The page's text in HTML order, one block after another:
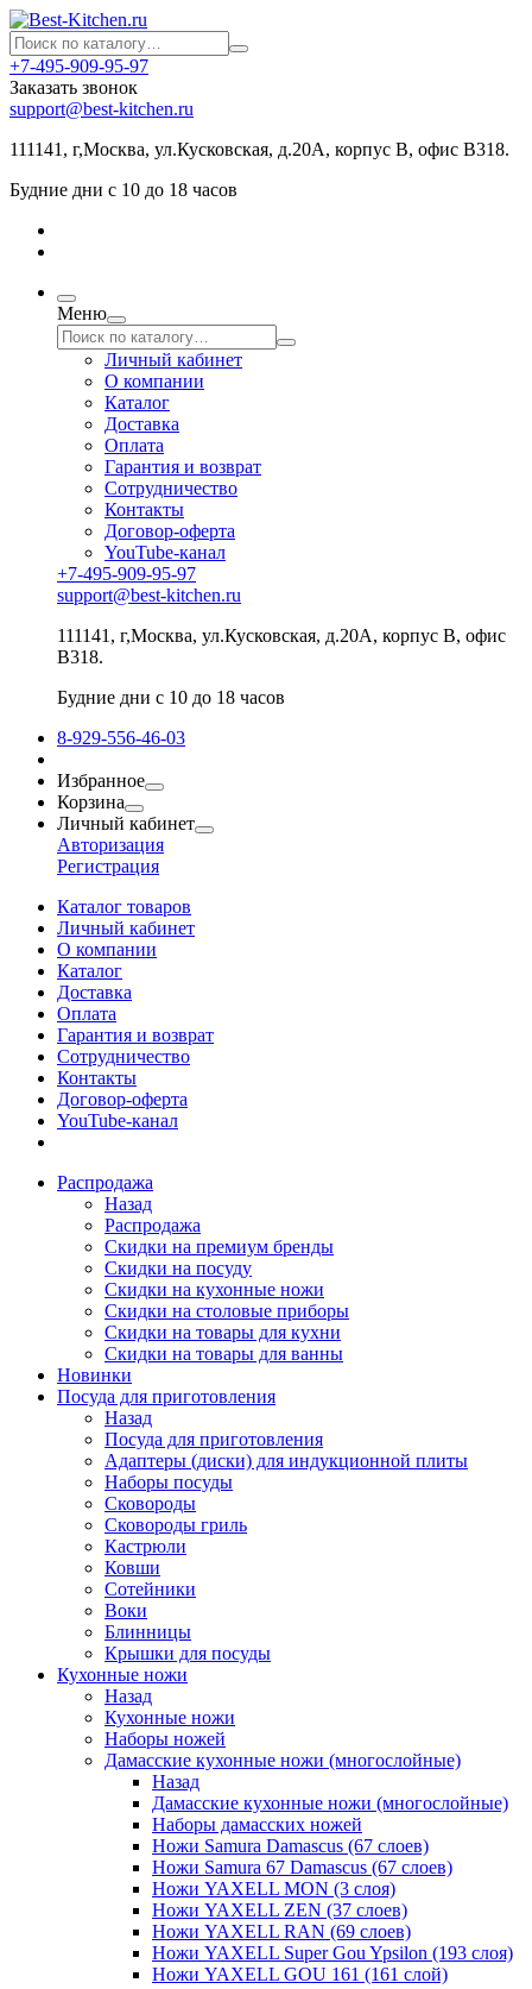
+7-495-909-95-97
Заказать звонок
support@best-kitchen.ru
111141, г,Москва, ул.Кусковская, д.20А, корпус В, офис В318.
Будние дни с 10 до 18 часов
Меню
Личный кабинет
О компании
Каталог
Доставка
Оплата
Гарантия и возврат
Сотрудничество
Контакты
Договор-оферта
YouTube-канал
+7-495-909-95-97
support@best-kitchen.ru
111141, г,Москва, ул.Кусковская, д.20А, корпус В, офис
В318.
Будние дни с 10 до 18 часов
8-929-556-46-03
Избранное
Корзина
Личный кабинет
Авторизация
Регистрация
Каталог товаров
Личный кабинет
О компании
Каталог
Доставка
Оплата
Гарантия и возврат
Сотрудничество
Контакты
Договор-оферта
YouTube-канал
Распродажа
Назад
Распродажа
Скидки на премиум бренды
Скидки на посуду
Скидки на кухонные ножи
Скидки на столовые приборы
Скидки на товары для кухни
Скидки на товары для ванны
Новинки
Посуда для приготовления
Назад
Посуда для приготовления
Адаптеры (диски) для индукционной плиты
Наборы посуды
Сковороды
Сковороды гриль
Кастрюли
Ковши
Сотейники
Воки
Блинницы
Крышки для посуды
Кухонные ножи
Назад
Кухонные ножи
Наборы ножей
Дамасские кухонные ножи (многослойные)
Назад
Дамасские кухонные ножи (многослойные)
Наборы дамасских ножей
Ножи Samura Damascus (67 слоев)
Ножи Samura 67 Damascus (67 слоев)
Ножи YAXELL MON (3 слоя)
Ножи YAXELL ZEN (37 слоев)
Ножи YAXELL RAN (69 слоев)
Ножи YAXELL Super Gou Ypsilon (193 слоя)
Ножи YAXELL GOU 161 (161 слой)